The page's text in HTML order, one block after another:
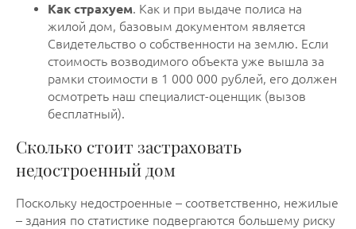
Как страхуем. Как и при выдаче полиса на
жилой дом, базовым документом является
Свидетельство о собственности на землю. Если
стоимость возводимого объекта уже вышла за
рамки стоимости в 1 000 000 рублей, его должен
осмотреть наш специалист-оценщик (вызов
бесплатный).
Сколько стоит застраховать
недостроенный дом
Поскольку недостроенные – соответственно, нежилые
– здания по статистике подвергаются большему риску